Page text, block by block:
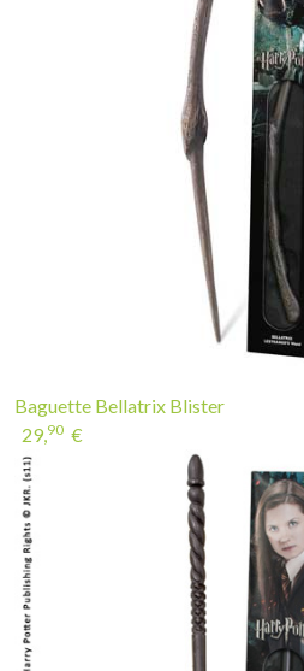
Baguette Bellatrix Blister
29,90 €